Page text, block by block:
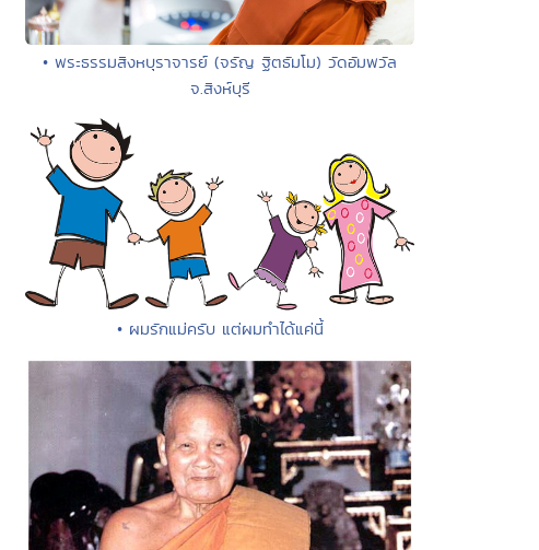
• พระธรรมสิงหบุราจารย์ (จรัญ ฐิตธัมโม) วัดอัมพวัล
จ.สิงห์บุรี
• ผมรักแม่ครับ แต่ผมทำได้แค่นี้